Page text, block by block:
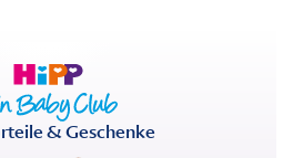
& Geschenke